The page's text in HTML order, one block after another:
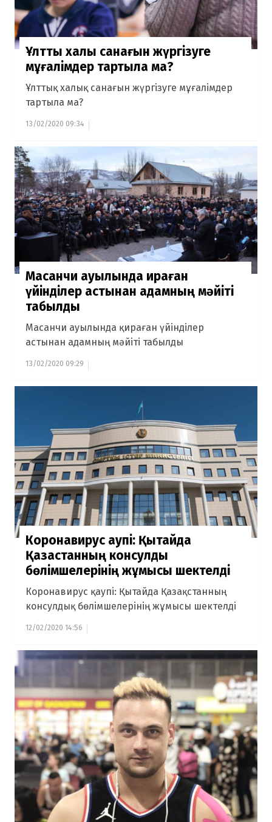
Ұлттық халық санағын жүргізуге
мұғалімдер тартыла ма?
Ұлттық халық санағын жүргізуге мұғалімдер
тартыла ма?
13/02/2020 09:34
Масанчи ауылында қираған
үйінділер астынан адамның мәйіті
табылды
Масанчи ауылында қираған үйінділер
астынан адамның мәйіті табылды
13/02/2020 09:29
Коронавирус қаупі: Қытайда
Қазақстанның консулдық
бөлімшелерінің жұмысы шектелді
Коронавирус қаупі: Қытайда Қазақстанның
консулдық бөлімшелерінің жұмысы шектелді
12/02/2020 14:56